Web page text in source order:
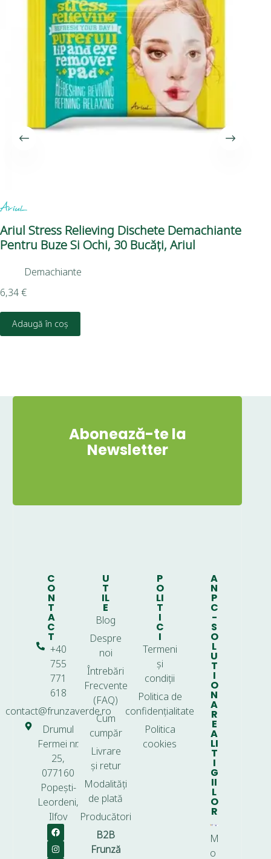
Ariul Stress Relieving Dischete Demachiante
Pentru Buze Si Ochi, 30 Bucăți, Ariul
Demachiante
6,34€
Adaugă în coș
Abonează-te la
Newsletter
C
O
N
T
A
C
T
+40
755
771
618
contact@frunzaverde.ro
Drumul
Fermei nr.
25,
077160
Popești-
Leordeni,
Ilfov
U
T
IL
E
Blog
Despre
noi
Întrebări
Frecvente
(FAQ)
Cum
cumpăr
Livrare
și retur
Modalități
de plată
Producători
B2B
Frunză
P
O
LI
T
I
C
I
Termeni
și
condiții
Politica de
confidențialitate
Politica
cookies
A
N
P
C
-
S
O
L
U
T
I
O
N
A
R
E
A
LI
T
I
G
II
L
O
R
M
o